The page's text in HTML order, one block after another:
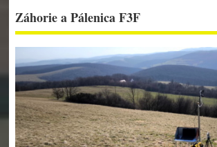
Záhorie a Pálenica F3F